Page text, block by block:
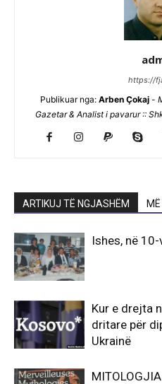
https://
Publikuar nga: Arben Çokaj -
Gazetar & Analist i pavarur ::
ARTIKUJ TË NGJASHËM
Ishes, në
Kur e drejta
dritare për
Ukrainë